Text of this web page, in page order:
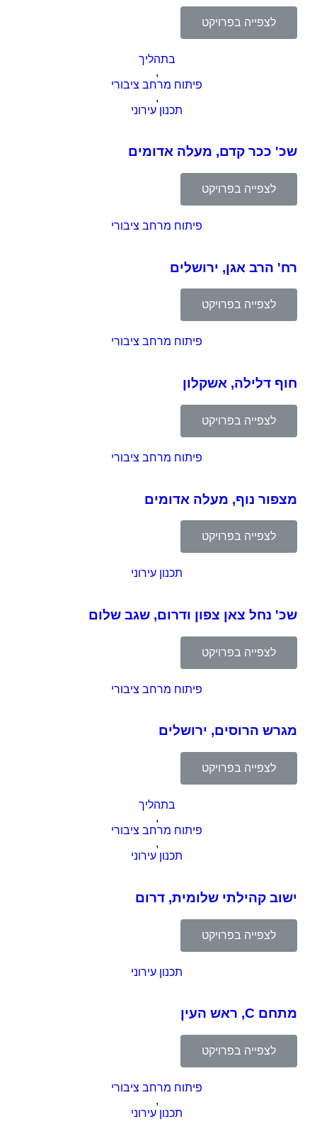
לצפייה בפרויקט
בתהליך
,
פיתוח מרחב ציבורי
,
תכנון עירוני
שכ' ככר קדם, מעלה אדומים
לצפייה בפרויקט
פיתוח מרחב ציבורי
רח' הרב אגן, ירושלים
לצפייה בפרויקט
פיתוח מרחב ציבורי
חוף דלילה, אשקלון
לצפייה בפרויקט
פיתוח מרחב ציבורי
מצפור נוף, מעלה אדומים
לצפייה בפרויקט
תכנון עירוני
שכ' נחל צאן צפון ודרום, שגב שלום
לצפייה בפרויקט
פיתוח מרחב ציבורי
מגרש הרוסים, ירושלים
לצפייה בפרויקט
בתהליך
,
פיתוח מרחב ציבורי
,
תכנון עירוני
ישוב קהילתי שלומית, דרום
לצפייה בפרויקט
תכנון עירוני
מתחם C, ראש העין
לצפייה בפרויקט
פיתוח מרחב ציבורי
,
תכנון עירוני